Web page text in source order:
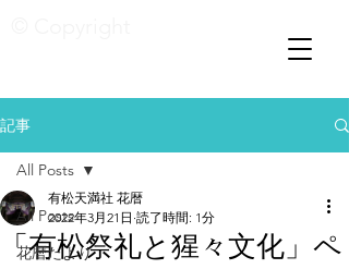
記事
All Posts
花暦たより
All Posts
「有松祭礼と猩々文化」ペ
有松天満社 花暦
2022年3月21日 読了時間: 1分